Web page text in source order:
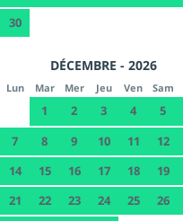
30
DÉCEMBRE - 2026
Lun Mar Mer Jeu Ven Sam
1 2 3 4 5
7
8 9 10 11 12
14
15 16 17 18 19
21
22 23 24 25 26